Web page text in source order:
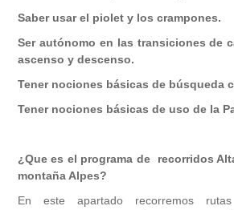
Saber usar el piolet y los crampones.
Ser autónomo en las transiciones de
ascenso y descenso.
Tener nociones básicas de búsqueda
Tener nociones básicas de uso de la
¿Que es el programa de recorridos
montaña Alpes?
En este apartado recorremos